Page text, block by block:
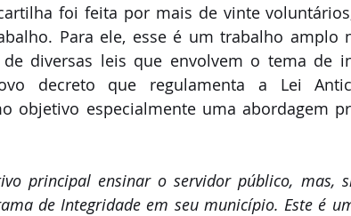
foi feita por mais de vinte
Para ele, esse é um trabalho amplo
diversas leis que envolvem o tema de
decreto que regulamenta a Lei
objetivo especialmente uma abordagem
principal ensinar o servidor público, mas,
de Integridade em seu município. Este é